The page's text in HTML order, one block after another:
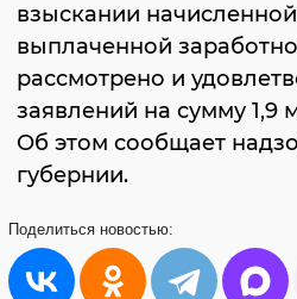
взыскании
выплаченной
рассмотрено и
заявлений на сумму 1,9
Об этом сообщает
губернии.
Поделиться новостью: